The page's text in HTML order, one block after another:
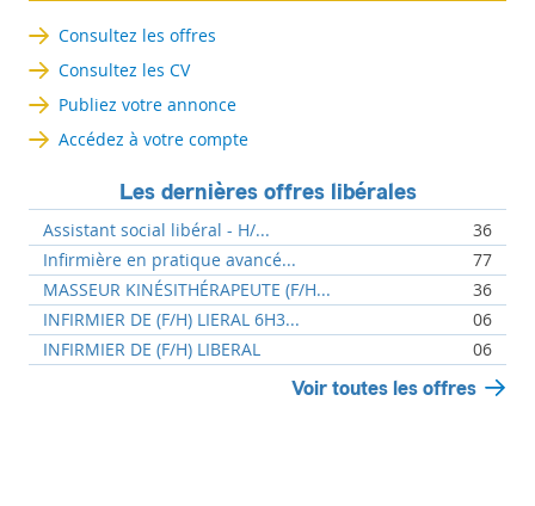
Consultez les offres
Consultez les CV
Publiez votre annonce
Accédez à votre compte
Les dernières offres libérales
Assistant social libéral - H/...
36
Infirmière en pratique avancé...
77
MASSEUR KINÉSITHÉRAPEUTE (F/H...
36
INFIRMIER DE (F/H) LIERAL 6H3...
06
INFIRMIER DE (F/H) LIBERAL
06
Voir toutes les offres